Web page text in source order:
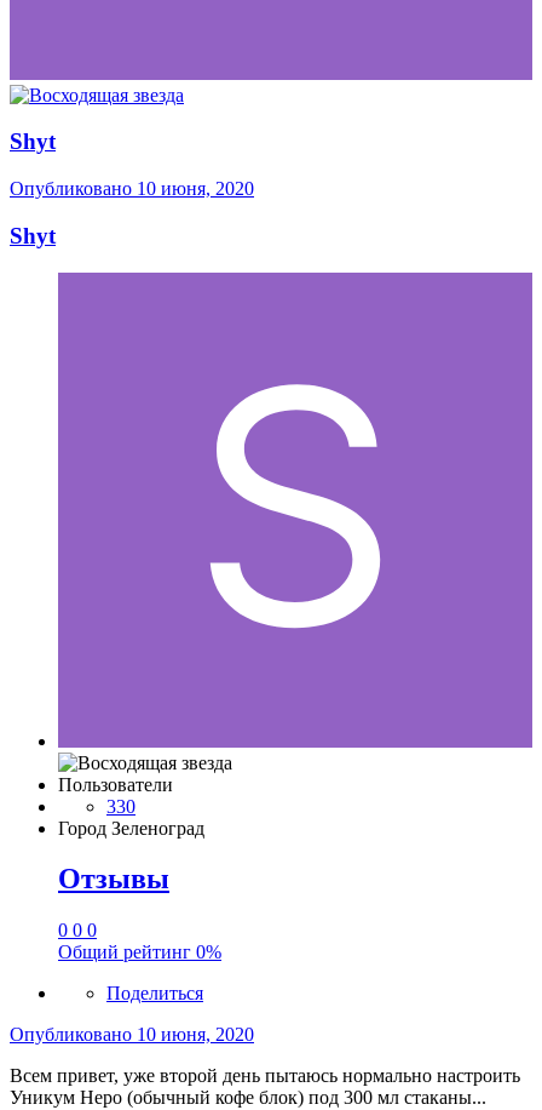
Shyt
Опубликовано 10 июня, 2020
Shyt
Пользователи
330
Город Зеленоград
Отзывы
0 0 0
Общий рейтинг 0%
Поделиться
Опубликовано 10 июня, 2020
Всем привет, уже второй день пытаюсь нормально настроить
Уникум Неро (обычный кофе блок) под 300 мл стаканы...